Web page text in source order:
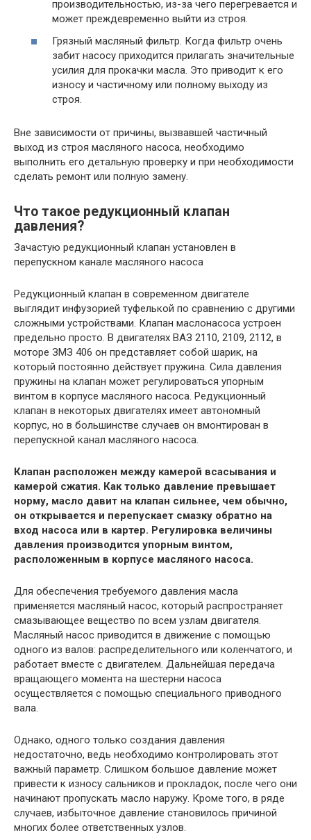
производительностью, из-за чего перегревается и
может преждевременно выйти из строя.
Грязный масляный фильтр. Когда фильтр очень
забит насосу приходится прилагать значительные
усилия для прокачки масла. Это приводит к его
износу и частичному или полному выходу из
строя.
Вне зависимости от причины, вызвавшей частичный
выход из строя масляного насоса, необходимо
выполнить его детальную проверку и при необходимости
сделать ремонт или полную замену.
Что такое редукционный клапан
давления?
Зачастую редукционный клапан установлен в
перепускном канале масляного насоса
Редукционный клапан в современном двигателе
выглядит инфузорией туфелькой по сравнению с другими
сложными устройствами. Клапан маслонасоса устроен
предельно просто. В двигателях ВАЗ 2110, 2109, 2112, в
моторе ЗМЗ 406 он представляет собой шарик, на
который постоянно действует пружина. Сила давления
пружины на клапан может регулироваться упорным
винтом в корпусе масляного насоса. Редукционный
клапан в некоторых двигателях имеет автономный
корпус, но в большинстве случаев он вмонтирован в
перепускной канал масляного насоса.
Клапан расположен между камерой всасывания и
камерой сжатия. Как только давление превышает
норму, масло давит на клапан сильнее, чем обычно,
он открывается и перепускает смазку обратно на
вход насоса или в картер. Регулировка величины
давления производится упорным винтом,
расположенным в корпусе масляного насоса.
Для обеспечения требуемого давления масла
применяется масляный насос, который распространяет
смазывающее вещество по всем узлам двигателя.
Масляный насос приводится в движение с помощью
одного из валов: распределительного или коленчатого, и
работает вместе с двигателем. Дальнейшая передача
вращающего момента на шестерни насоса
осуществляется с помощью специального приводного
вала.
Однако, одного только создания давления
недостаточно, ведь необходимо контролировать этот
важный параметр. Слишком большое давление может
привести к износу сальников и прокладок, после чего они
начинают пропускать масло наружу. Кроме того, в ряде
случаев, избыточное давление становилось причиной
многих более ответственных узлов.